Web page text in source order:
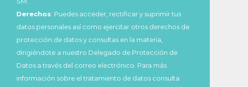
Derechos: Puedes acceder, rectificar y suprimir tus
datos personales así como ejercitar otros derechos de
protección de datos y consultas en la materia,
dirigiéndote a nuestro Delegado de Protección de
Datos a través del correo electrónico. Para más
información sobre el tratamiento de datos consulta